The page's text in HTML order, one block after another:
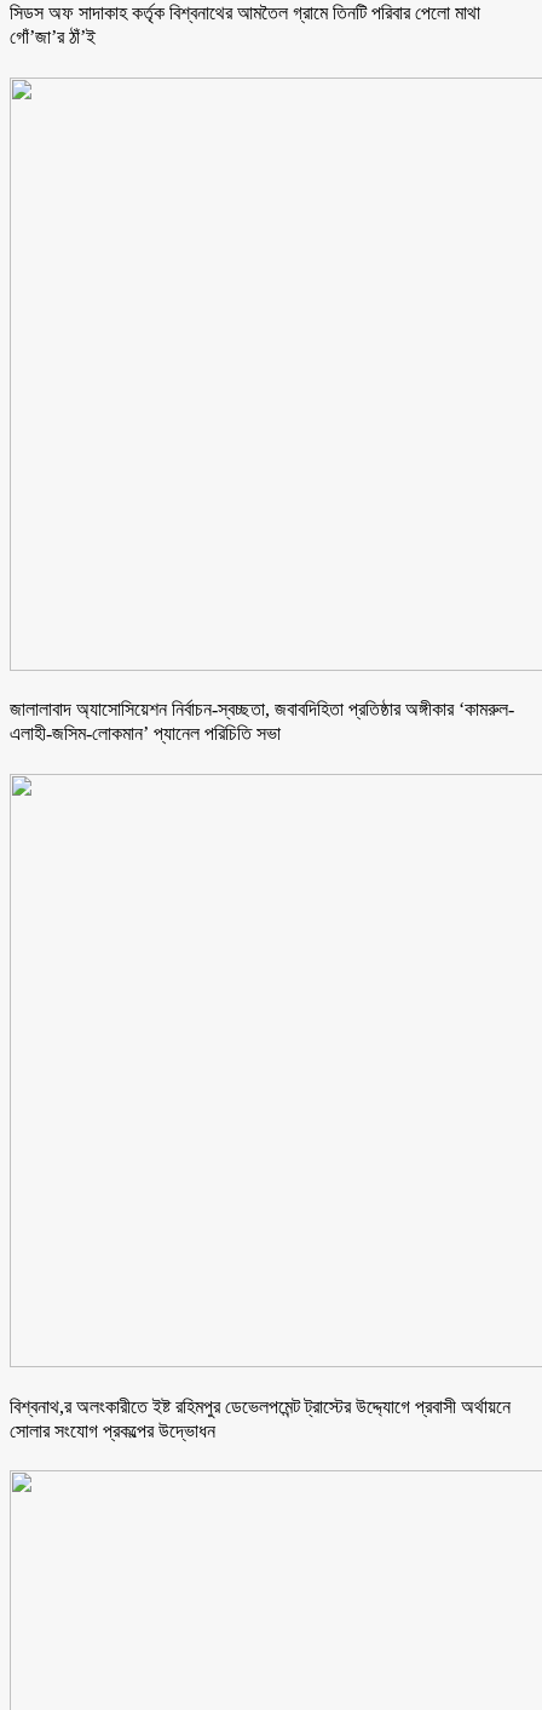
সিডস অফ সাদাকাহ কর্তৃক বিশ্বনাথের আমতৈল গ্রামে তিনটি পরিবার পেলো মাথা
গোঁ’জা’র ঠাঁ’ই
জালালাবাদ অ্যাসোসিয়েশন নির্বাচন-স্বচ্ছতা, জবাবদিহিতা প্রতিষ্ঠার অঙ্গীকার ‘কামরুল-
এলাহী-জসিম-লোকমান’ প্যানেল পরিচিতি সভা
বিশ্বনাথ,র অলংকারীতে ইষ্ট রহিমপুর ডেভেলপমেন্ট ট্রাস্টের উদ্দ্যোগে প্রবাসী অর্থায়নে
সোলার সংযোগ প্রকল্পের উদ্ভোধন